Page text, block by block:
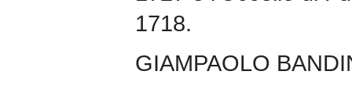
1718.
GIAMPAOLO